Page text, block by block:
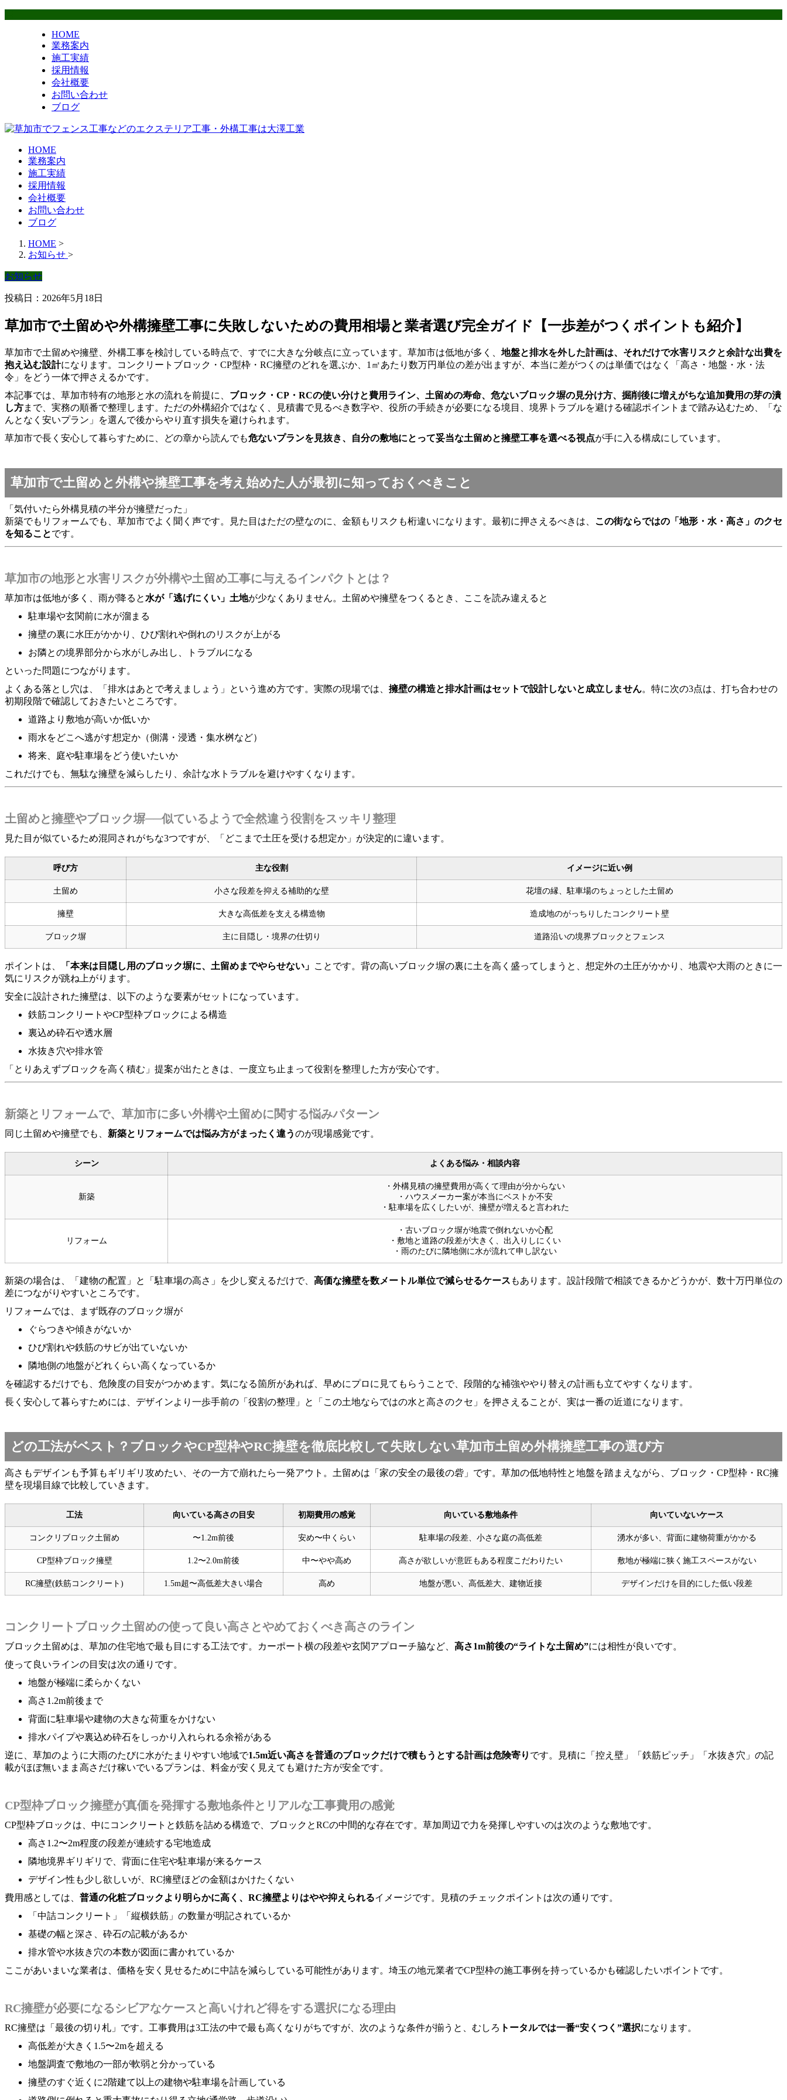
HOME
業務案内
施工実績
採用情報
会社概要
お問い合わせ
ブログ
HOME
業務案内
施工実績
採用情報
会社概要
お問い合わせ
ブログ
HOME >
お知らせ >
お知らせ
投稿日：2026年5月18日
草加市で土留めや外構擁壁工事に失敗しないための費用相場と業者選び完全ガイド【一歩差がつくポイントも紹介】
草加市で土留めや擁壁、外構工事を検討している時点で、すでに大きな分岐点に立っています。草加市は低地が多く、 地盤と排水を外した計画は、それだけで水害リスクと余計な出費を
抱え込む設計になります。コンクリートブロック・CP型枠・RC擁壁のどれを選ぶか、1㎡あたり数万円単位の差が出ますが、本当に差がつくのは単価ではなく「高さ・地盤・水・法
令」をどう一体で押さえるかです。
本記事では、草加市特有の地形と水の流れを前提に、 ブロック・CP・RCの使い分けと費用ライン、土留めの寿命、危ないブロック塀の見分け方、掘削後に増えがちな追加費用の芽の潰
し方まで、実務の順番で整理します。ただの外構紹介ではなく、見積書で見るべき数字や、役所の手続きが必要になる境目、境界トラブルを避ける確認ポイントまで踏み込むため、「な
んとなく安いプラン」を選んで後からやり直す損失を避けられます。
草加市で長く安心して暮らすために、どの章から読んでも危ないプランを見抜き、自分の敷地にとって妥当な土留めと擁壁工事を選べる視点が手に入る構成にしています。
草加市で土留めと外構や擁壁工事を考え始めた人が最初に知っておくべきこと
「気付いたら外構見積の半分が擁壁だった」
新築でもリフォームでも、草加市でよく聞く声です。見た目はただの壁なのに、金額もリスクも桁違いになります。最初に押さえるべきは、 この街ならではの「地形・水・高さ」のクセ
を知ることです。
草加市の地形と水害リスクが外構や土留め工事に与えるインパクトとは？
草加市は低地が多く、雨が降ると 水が「逃げにくい」土地が少なくありません。土留めや擁壁をつくるとき、ここを読み違えると
駐車場や玄関前に水が溜まる
擁壁の裏に水圧がかかり、ひび割れや倒れのリスクが上がる
お隣との境界部分から水がしみ出し、トラブルになる
といった問題につながります。
よくある落とし穴は、「排水はあとで考えましょう」という進め方です。実際の現場では、 擁壁の構造と排水計画はセットで設計しないと成立しません。特に次の3点は、打ち合わせの
初期段階で確認しておきたいところです。
道路より敷地が高いか低いか
雨水をどこへ逃がす想定か（側溝・浸透・集水桝など）
将来、庭や駐車場をどう使いたいか
これだけでも、無駄な擁壁を減らしたり、余計な水トラブルを避けやすくなります。
土留めと擁壁やブロック塀──似ているようで全然違う役割をスッキリ整理
見た目が似ているため混同されがちな3つですが、「どこまで土圧を受ける想定か」が決定的に違います。
呼び方 主な役割 イメージに近い例
土留め 小さな段差を抑える補助的な壁 花壇の縁、駐車場のちょっとした土留め
擁壁 大きな高低差を支える構造物 造成地のがっちりしたコンクリート壁
ブロック塀 主に目隠し・境界の仕切り 道路沿いの境界ブロックとフェンス
ポイントは、 「本来は目隠し用のブロック塀に、土留めまでやらせない」 ことです。背の高いブロック塀の裏に土を高く盛ってしまうと、想定外の土圧がかかり、地震や大雨のときに一
気にリスクが跳ね上がります。
安全に設計された擁壁は、以下のような要素がセットになっています。
鉄筋コンクリートやCP型枠ブロックによる構造
裏込め砕石や透水層
水抜き穴や排水管
「とりあえずブロックを高く積む」提案が出たときは、一度立ち止まって役割を整理した方が安心です。
新築とリフォームで、草加市に多い外構や土留めに関する悩みパターン
同じ土留めや擁壁でも、 新築とリフォームでは悩み方がまったく違うのが現場感覚です。
シーン よくある悩み・相談内容
新築
・外構見積の擁壁費用が高くて理由が分からない
・ハウスメーカー案が本当にベストか不安
・駐車場を広くしたいが、擁壁が増えると言われた
リフォーム
・古いブロック塀が地震で倒れないか心配
・敷地と道路の段差が大きく、出入りしにくい
・雨のたびに隣地側に水が流れて申し訳ない
新築の場合は、「建物の配置」と「駐車場の高さ」を少し変えるだけで、 高価な擁壁を数メートル単位で減らせるケース もあります。設計段階で相談できるかどうかが、数十万円単位の
差につながりやすいところです。
リフォームでは、まず既存のブロック塀が
ぐらつきや傾きがないか
ひび割れや鉄筋のサビが出ていないか
隣地側の地盤がどれくらい高くなっているか
を確認するだけでも、危険度の目安がつかめます。気になる箇所があれば、早めにプロに見てもらうことで、段階的な補強ややり替えの計画も立てやすくなります。
長く安心して暮らすためには、デザインより一歩手前の「役割の整理」と「この土地ならではの水と高さのクセ」を押さえることが、実は一番の近道になります。
どの工法がベスト？ブロックやCP型枠やRC擁壁を徹底比較して失敗しない草加市土留め外構擁壁工事の選び方
高さもデザインも予算もギリギリ攻めたい、その一方で崩れたら一発アウト。土留めは「家の安全の最後の砦」です。草加の低地特性と地盤を踏まえながら、ブロック・CP型枠・RC擁
壁を現場目線で比較していきます。
工法 向いている高さの目安 初期費用の感覚 向いている敷地条件 向いていないケース
コンクリブロック土留め 〜1.2m前後 安め〜中くらい 駐車場の段差、小さな庭の高低差 湧水が多い、背面に建物荷重がかかる
CP型枠ブロック擁壁 1.2〜2.0m前後 中〜やや高め 高さが欲しいが意匠もある程度こだわりたい 敷地が極端に狭く施工スペースがない
RC擁壁(鉄筋コンクリート) 1.5m超〜高低差大きい場合 高め 地盤が悪い、高低差大、建物近接 デザインだけを目的にした低い段差
コンクリートブロック土留めの使って良い高さとやめておくべき高さのライン
ブロック土留めは、草加の住宅地で最も目にする工法です。カーポート横の段差や玄関アプローチ脇など、 高さ1m前後の“ライトな土留め”には相性が良いです。
使って良いラインの目安は次の通りです。
地盤が極端に柔らかくない
高さ1.2m前後まで
背面に駐車場や建物の大きな荷重をかけない
排水パイプや裏込め砕石をしっかり入れられる余裕がある
逆に、草加のように大雨のたびに水がたまりやすい地域で1.5m近い高さを普通のブロックだけで積もうとする計画は危険寄り です。見積に「控え壁」「鉄筋ピッチ」「水抜き穴」の記
載がほぼ無いまま高さだけ稼いでいるプランは、料金が安く見えても避けた方が安全です。
CP型枠ブロック擁壁が真価を発揮する敷地条件とリアルな工事費用の感覚
CP型枠ブロックは、中にコンクリートと鉄筋を詰める構造で、ブロックとRCの中間的な存在です。草加周辺で力を発揮しやすいのは次のような敷地です。
高さ1.2〜2m程度の段差が連続する宅地造成
隣地境界ギリギリで、背面に住宅や駐車場が来るケース
デザイン性も少し欲しいが、RC擁壁ほどの金額はかけたくない
費用感としては、 普通の化粧ブロックより明らかに高く、RC擁壁よりはやや抑えられるイメージです。見積のチェックポイントは次の通りです。
「中詰コンクリート」「縦横鉄筋」の数量が明記されているか
基礎の幅と深さ、砕石の記載があるか
排水管や水抜き穴の本数が図面に書かれているか
ここがあいまいな業者は、価格を安く見せるために中詰を減らしている可能性があります。埼玉の地元業者でCP型枠の施工事例を持っているかも確認したいポイントです。
RC擁壁が必要になるシビアなケースと高いけれど得をする選択になる理由
RC擁壁は「最後の切り札」です。工事費用は3工法の中で最も高くなりがちですが、次のような条件が揃うと、むしろ トータルでは一番“安くつく”選択になります。
高低差が大きく1.5〜2mを超える
地盤調査で敷地の一部が軟弱と分かっている
擁壁のすぐ近くに2階建て以上の建物や駐車場を計画している